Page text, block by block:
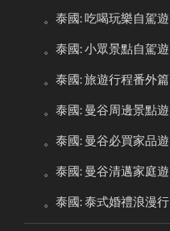
。泰國: 吃喝玩樂自駕遊
。泰國: 小眾景點自駕遊
。泰國: 旅遊行程番外篇
。泰國: 曼谷周邊景點遊
。泰國: 曼谷必買家品遊
。泰國: 曼谷清邁家庭遊
。泰國: 泰式婚禮浪漫行